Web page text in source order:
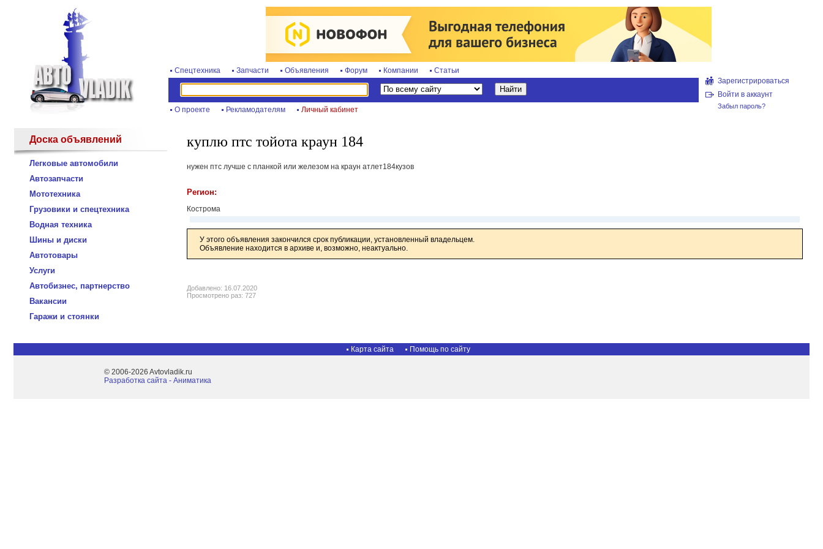
Спецтехника Запчасти Объявления Форум Компании Статьи
О проекте Рекламодателям Личный кабинет
Зарегистрироваться
Войти в аккаунт
Забыл пароль?
Доска объявлений
Легковые автомобили
Автозапчасти
Мототехника
Грузовики и спецтехника
Водная техника
Шины и диски
Автотовары
Услуги
Автобизнес, партнерство
Вакансии
Гаражи и стоянки
куплю птс тойота краун 184
нужен птс лучше с планкой или железом на краун атлет184кузов
Регион:
Кострома
У этого объявления закончился срок публикации, установленный владельцем.
Объявление находится в архиве и, возможно, неактуально.
Добавлено: 16.07.2020
Просмотрено раз: 727
Карта сайта Помощь по сайту
© 2006-2026 Avtovladik.ru
Разработка сайта - Aниматика